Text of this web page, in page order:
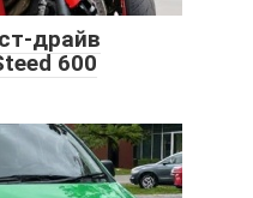
драйв
600